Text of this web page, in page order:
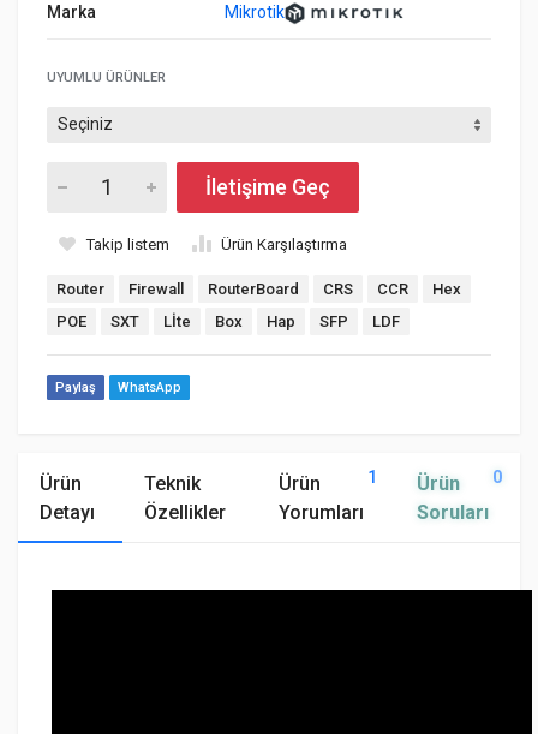
Marka Mikrotik
UYUMLU ÜRÜNLER
İletişime Geç
Takip listem Ürün Karşılaştırma
Router Firewall RouterBoard CRS CCR
Hex
POE
SXT Lİte Box Hap SFP LDF
Paylaş WhatsApp
Ürün
Detayı
Teknik
Özellikler
Ürün
Yorumları
1
Ürün
Soruları
0